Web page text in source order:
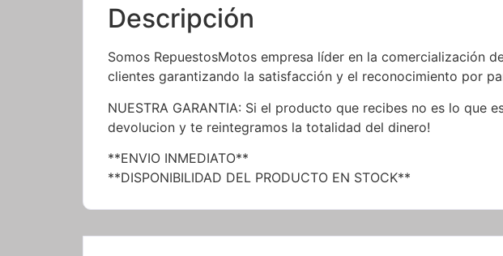
Descripción
Somos RepuestosMotos empresa líder en la comercialización
clientes garantizando la satisfacción y el reconocimiento por
NUESTRA GARANTIA: Si el producto que recibes no es lo
devolucion y te reintegramos la totalidad del dinero!
**ENVIO INMEDIATO**
**DISPONIBILIDAD DEL PRODUCTO EN STOCK**